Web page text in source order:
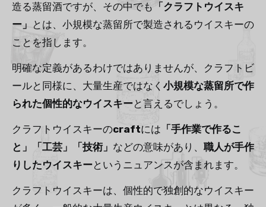
造る蒸留酒ですが、その中でも 「クラフトウイスキ
ー」 とは、小規模な蒸留所で製造されるウイスキーの
ことを指します。
明確な定義があるわけではありませんが、クラフトビ
ールと同様に、大量生産ではなく 小規模な蒸留所で作
られた個性的なウイスキーと言えるでしょう。
クラフトウイスキーのcraftには 「手作業で作るこ
と」「工芸」「技術」 などの意味があり、 職人が手作
りしたウイスキーというニュアンスが含まれます。
クラフトウイスキーは、個性的で独創的なウイスキー